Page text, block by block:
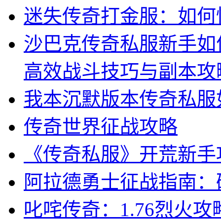
迷失传奇打金服：如
沙巴克传奇私服新手
高效战斗技巧与副本
我本沉默版本传奇私
传奇世界征战攻略
《传奇私服》开荒新
阿拉德勇士征战指南
叱咤传奇：1.76烈火